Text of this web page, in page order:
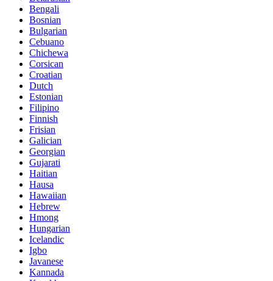
Bengali
Bosnian
Bulgarian
Cebuano
Chichewa
Corsican
Croatian
Dutch
Estonian
Filipino
Finnish
Frisian
Galician
Georgian
Gujarati
Haitian
Hausa
Hawaiian
Hebrew
Hmong
Hungarian
Icelandic
Igbo
Javanese
Kannada